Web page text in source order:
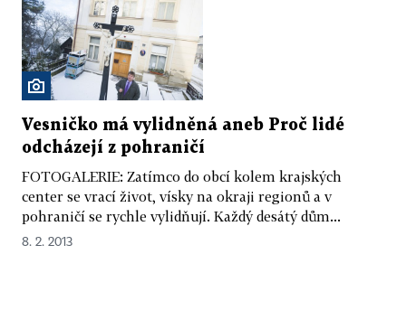
Vesničko má vylidněná aneb Proč lidé
odcházejí z pohraničí
FOTOGALERIE: Zatímco do obcí kolem krajských
center se vrací život, vísky na okraji regionů a v
pohraničí se rychle vylidňují. Každý desátý dům...
8. 2. 2013